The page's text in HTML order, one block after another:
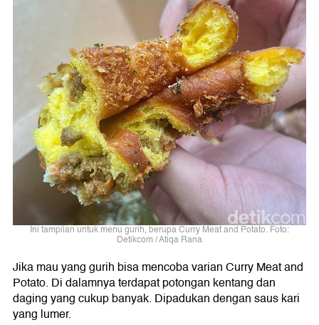
Ini tampilan untuk menu gurih, berupa Curry Meat and Potato. Foto:
Detikcom / Atiqa Rana
Jika mau yang gurih bisa mencoba varian Curry Meat and
Potato. Di dalamnya terdapat potongan kentang dan
daging yang cukup banyak. Dipadukan dengan saus kari
yang lumer.